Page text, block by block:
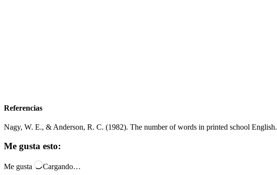
Referencias
Nagy, W. E., & Anderson, R. C. (1982). The number of words in printed school English.
Me gusta esto:
Me gusta Cargando…